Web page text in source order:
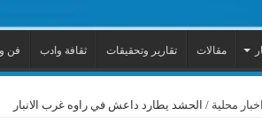
مقالات تقارير وتحقيقات ثقافة وادب فن
اخبار محلية / الحشد يطارد داعش في راوه غرب الانبار